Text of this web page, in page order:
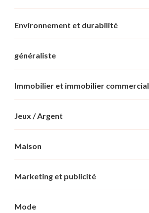
Environnement et durabilité
généraliste
Immobilier et immobilier commercial
Jeux / Argent
Maison
Marketing et publicité
Mode